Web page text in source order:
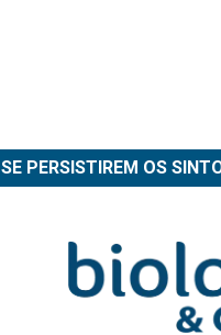
SE PERSISTIREM OS